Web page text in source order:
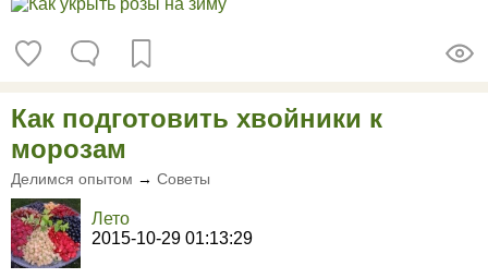
Как подготовить хвойники к
морозам
Делимся опытом → Советы
Лето
2015-10-29 01:13:29